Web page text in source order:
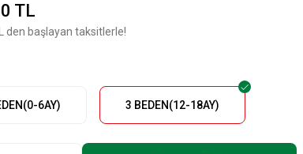
TL
den başlayan taksitlerle!
6AY) 3 BEDEN(12-18AY)